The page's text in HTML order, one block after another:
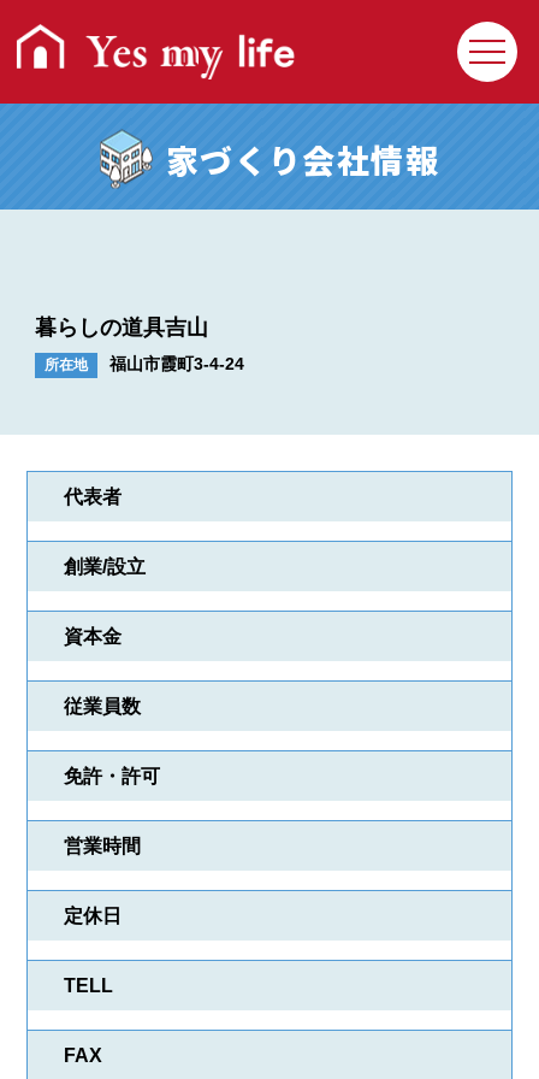
物件検索 会社検索
業種一覧 プレゼント紹介
会員登録 ログイン
家づくり会社情報
暮らしの道具吉山
所在地 福山市霞町3-4-24
代表者
創業/設立
資本金
従業員数
免許・許可
営業時間
定休日
TELL
FAX